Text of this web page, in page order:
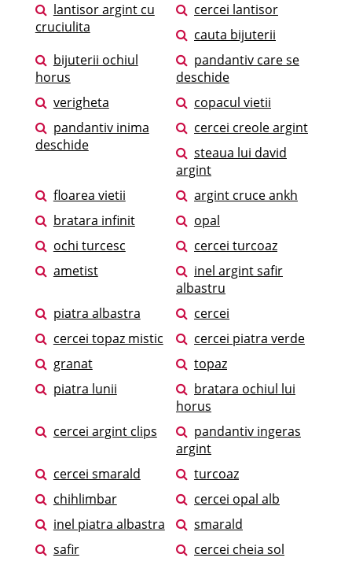
lantisor argint cu
cruciulita
cercei lantisor
cauta bijuterii
bijuterii ochiul
horus
pandantiv care se
deschide
verigheta
copacul vietii
pandantiv inima
deschide
cercei creole argint
steaua lui david
argint
floarea vietii
argint cruce ankh
bratara infinit
opal
ochi turcesc
cercei turcoaz
ametist
inel argint safir
albastru
piatra albastra
cercei
cercei topaz mistic
cercei piatra verde
granat
topaz
piatra lunii
bratara ochiul lui
horus
cercei argint clips
pandantiv ingeras
argint
cercei smarald
turcoaz
chihlimbar
cercei opal alb
inel piatra albastra
smarald
safir
cercei cheia sol